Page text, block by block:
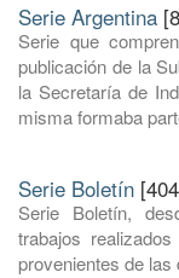
Serie Argentina
Serie que
publicación de la
la Secretaría de
misma formaba
Serie Boletín
Serie Boletín,
trabajos
provenientes de las